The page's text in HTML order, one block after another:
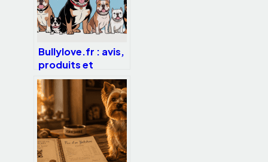
Bullylove.fr : avis,
produits et
conseils pour bien
choisir